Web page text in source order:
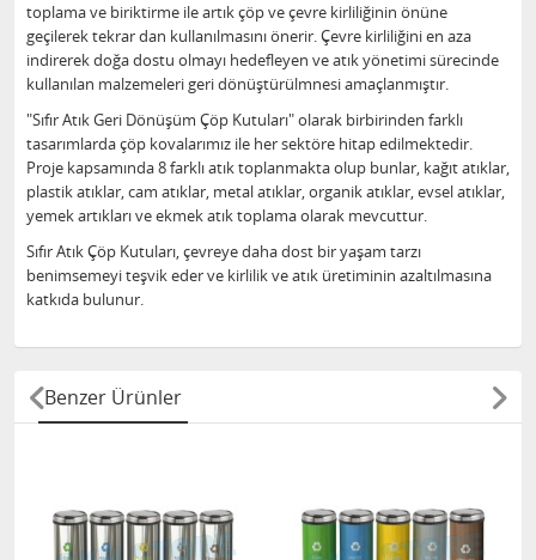
toplama ve biriktirme ile artık çöp ve çevre kirliliğinin önüne
geçilerek tekrar dan kullanılmasını önerir. Çevre kirliliğini en aza
indirerek doğa dostu olmayı hedefleyen ve atık yönetimi sürecinde
kullanılan malzemeleri geri dönüştürülmnesi amaçlanmıştır.
"Sıfır Atık Geri Dönüşüm Çöp Kutuları" olarak birbirinden farklı
tasarımlarda çöp kovalarımız ile her sektöre hitap edilmektedir.
Proje kapsamında 8 farklı atık toplanmakta olup bunlar, kağıt atıklar,
plastik atıklar, cam atıklar, metal atıklar, organik atıklar, evsel atıklar,
yemek artıkları ve ekmek atık toplama olarak mevcuttur.
Sıfır Atık Çöp Kutuları, çevreye daha dost bir yaşam tarzı
benimsemeyi teşvik eder ve kirlilik ve atık üretiminin azaltılmasına
katkıda bulunur.
Benzer Ürünler